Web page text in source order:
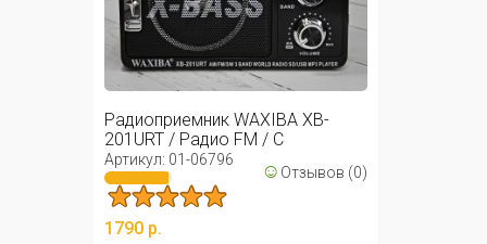
Радиоприемник WAXIBA XB-
201URT / Радио FM / С
фонариком
Артикул: 01-06796 ☺ Отзывов (0)
1790 р.